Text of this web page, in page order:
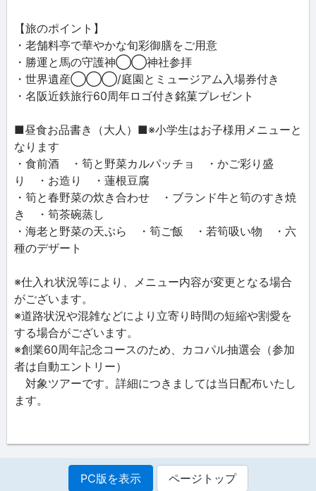
【旅のポイント】
・老舗料亭で華やかな旬彩御膳をご用意
・勝運と馬の守護神◯◯神社参拝
・世界遺産◯◯◯/庭園とミュージアム入場券付き
・名阪近鉄旅行60周年ロゴ付き銘菓プレゼント
■昼食お品書き（大人）■※小学生はお子様用メニューと
なります
・食前酒 ・筍と野菜カルパッチョ ・かご彩り盛
り ・お造り ・蓮根豆腐
・筍と春野菜の炊き合わせ ・ブランド牛と筍のすき焼
き ・筍茶碗蒸し
・海老と野菜の天ぷら ・筍ご飯 ・若筍吸い物 ・六
種のデザート
※仕入れ状況等により、メニュー内容が変更となる場合
がございます。
※道路状況や混雑などにより立寄り時間の短縮や割愛を
する場合がございます。
※創業60周年記念コースのため、カコパル抽選会（参加
者は自動エントリー）
対象ツアーです。詳細につきましては当日配布いたし
ます。
PC版を表示 ページトップ